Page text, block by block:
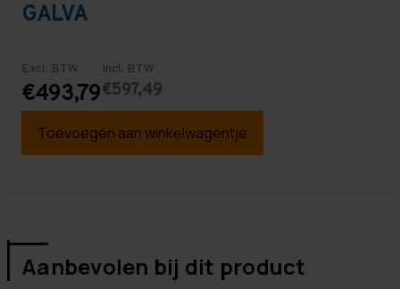
GALVA
Excl. BTW
€493,79
Incl. BTW
€597,49
Toevoegen aan winkelwagentje
Aanbevolen bij dit product